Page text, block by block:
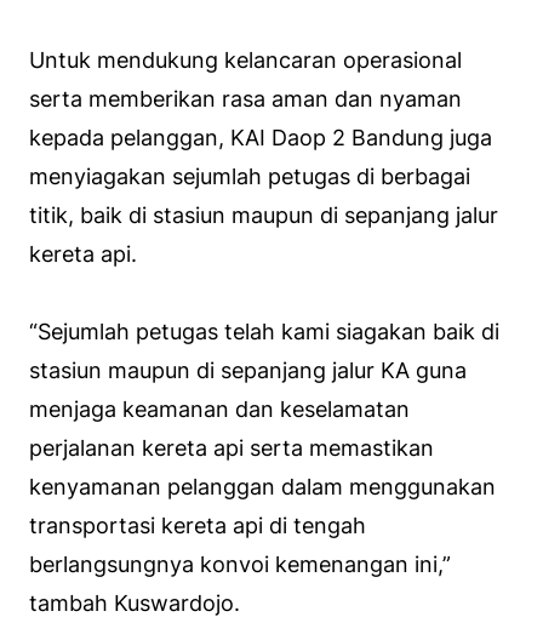
Untuk mendukung kelancaran operasional
serta memberikan rasa aman dan nyaman
kepada pelanggan, KAI Daop 2 Bandung juga
menyiagakan sejumlah petugas di berbagai
titik, baik di stasiun maupun di sepanjang jalur
kereta api.
“Sejumlah petugas telah kami siagakan baik di
stasiun maupun di sepanjang jalur KA guna
menjaga keamanan dan keselamatan
perjalanan kereta api serta memastikan
kenyamanan pelanggan dalam menggunakan
transportasi kereta api di tengah
berlangsungnya konvoi kemenangan ini,”
tambah Kuswardojo.